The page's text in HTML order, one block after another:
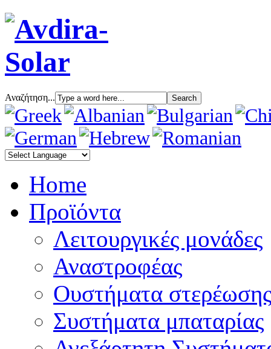
Αναζήτηση...
Home
Προϊόντα
Λειτουργικές μονάδες
Αναστροφέας
Oυστήματα στερέωσης
Συστήματα μπαταρίας